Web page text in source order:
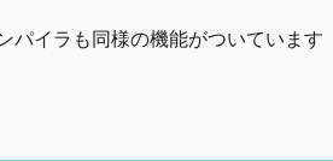
パイラも同様の機能がついています